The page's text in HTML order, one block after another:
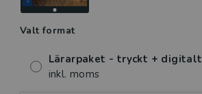
Valt format
Lärarpaket - tryckt + digitalt
inkl. moms